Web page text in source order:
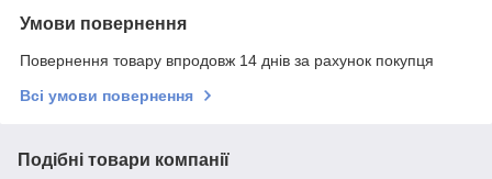
Умови повернення
Повернення товару впродовж 14 днів за рахунок покупця
Всі умови повернення
Подібні товари компанії